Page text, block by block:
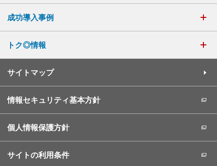
成功導入事例
トク◎情報
サイトマップ
情報セキュリティ基本方針
個人情報保護方針
サイトの利用条件